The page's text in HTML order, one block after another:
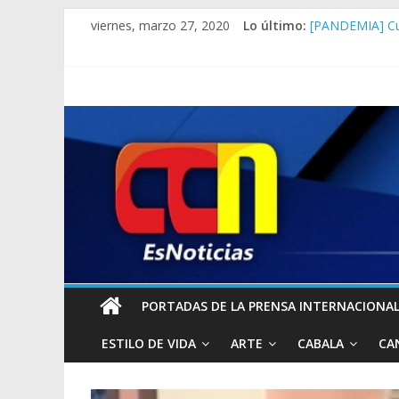
viernes, marzo 27, 2020 Lo último: Lo que dice
Advierte
PORTADAS DE LA PRENSA
ESTILO DE VIDA ARTE CABALA